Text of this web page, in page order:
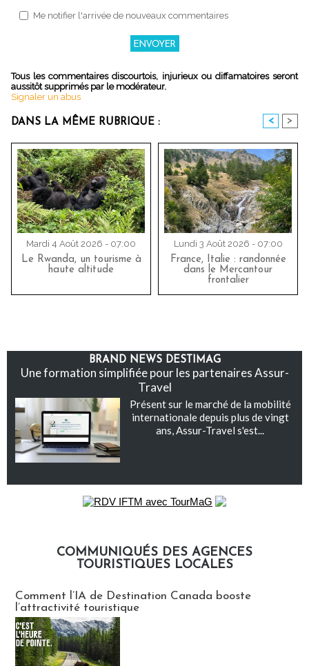
Me notifier l'arrivée de nouveaux commentaires
Tous les commentaires discourtois, injurieux ou diffamatoires seront
aussitôt supprimés par le modérateur.
Signaler un abus
DANS LA MÊME RUBRIQUE : < >
Mardi 4 Août 2026 - 07:00
Le Rwanda, un tourisme à
haute altitude
Lundi 3 Août 2026 - 07:00
France, Italie : randonnée
dans le Mercantour
frontalier
BRAND NEWS DESTIMAG
Une formation simplifiée pour les partenaires Assur-
Travel
Présent sur le marché de la mobilité
internationale depuis plus de vingt
ans, Assur-Travel s'est...
COMMUNIQUÉS DES AGENCES
TOURISTIQUES LOCALES
Comment l’IA de Destination Canada booste
l’attractivité touristique